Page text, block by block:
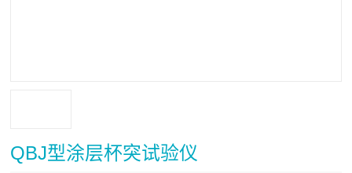
QBJ型涂层杯突试验仪